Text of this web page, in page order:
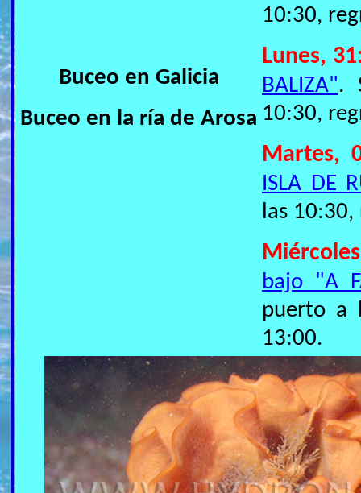
Buceo en Galicia
Buceo en la ría de Arosa
10:30,
Lunes,
BALIZA".
10:30,
Martes,
ISLA DE
las 10:30,
bajo "A
puerto a
13:00.